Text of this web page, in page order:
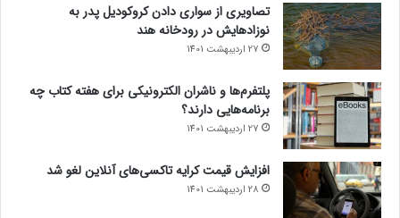
تصاویری از سواری دادن کروکودیل پدر به
نوزادهایش در رودخانه هند
27 اردیبهشت 1401
پلتفرم‌ها و ناشران الکترونیکی برای هفته کتاب چه
برنامه‌هایی دارند؟
27 اردیبهشت 1401
افزایش قیمت کرایه تاکسی‌های آنلاین لغو شد
28 اردیبهشت 1401